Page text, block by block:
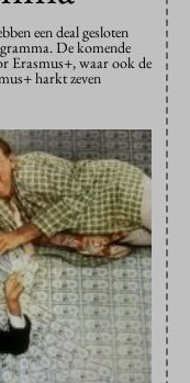
een deal gesloten
De komende
Erasmus+, waar ook de
harkt zeven